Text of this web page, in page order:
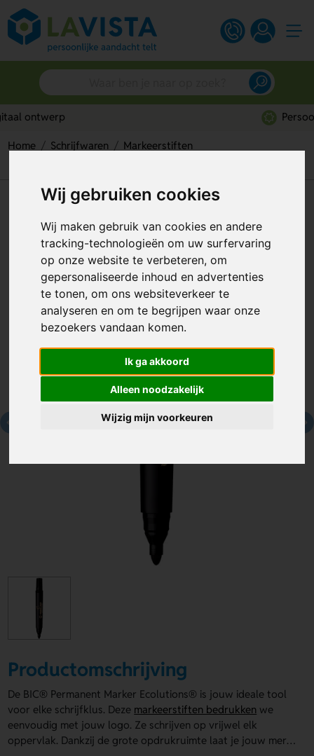
Wij gebruiken cookies
Wij maken gebruik van cookies en andere
tracking-technologieën om uw surfervaring
op onze website te verbeteren, om
gepersonaliseerde inhoud en advertenties
te tonen, om ons websiteverkeer te
analyseren en om te begrijpen waar onze
bezoekers vandaan komen.
Ik ga akkoord
Alleen noodzakelijk
Wijzig mijn voorkeuren
Home Schrijfwaren
Markeerstiften
BIC® Permanent Marker
Ecolutions®
Artikelnummer:119655
Productomschrijving
De BIC® Permanent Marker Ecolutions® is jouw ideale tool
voor elke schrijfklus. Deze markeerstiften bedrukken we
eenvoudig met jouw logo. Ze schrijven op vrijwel elk
oppervlak. Dankzij de grote opdrukruimte laat je jouw merk